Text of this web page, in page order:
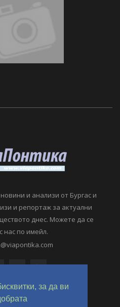
за да ви
и анализи от Бургас и
и репортаж за актуални
днес. Можете да се
нас по имейл.